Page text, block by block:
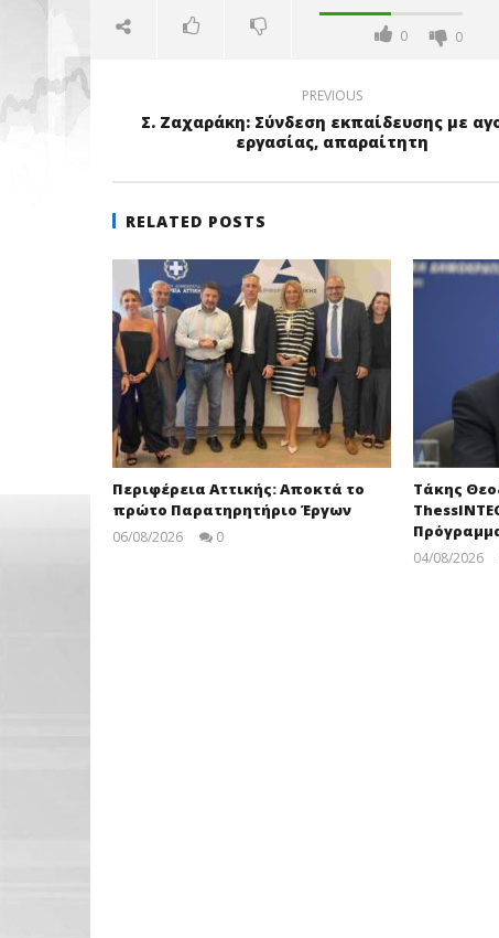
0 0
PREVIOUS
Σ. Ζαχαράκη: Σύνδεση εκπαίδευσης με
εργασίας, απαραίτητη
RELATED POSTS
Περιφέρεια Αττικής: Αποκτά το
πρώτο Παρατηρητήριο Έργων
06/08/2026
0
Τάκης
04/08/2026